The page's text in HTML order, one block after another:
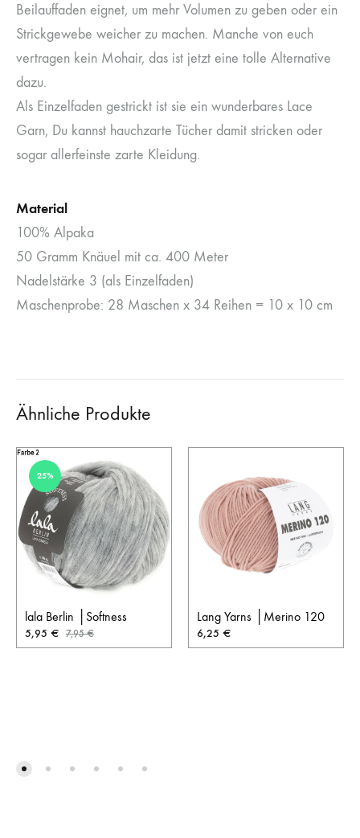
Beilauffaden eignet, um mehr Volumen zu geben oder ein
Strickgewebe weicher zu machen. Manche von euch
vertragen kein Mohair, das ist jetzt eine tolle Alternative
dazu.
Als Einzelfaden gestrickt ist sie ein wunderbares Lace
Garn, Du kannst hauchzarte Tücher damit stricken oder
sogar allerfeinste zarte Kleidung.
Material
100% Alpaka
50 Gramm Knäuel mit ca. 400 Meter
Nadelstärke 3 (als Einzelfaden)
Maschenprobe: 28 Maschen x 34 Reihen = 10 x 10 cm
Ähnliche Produkte
25%
lala Berlin │Softness
5,95 € 7,95€
Lang Yarns │Merino 120
6,25 €